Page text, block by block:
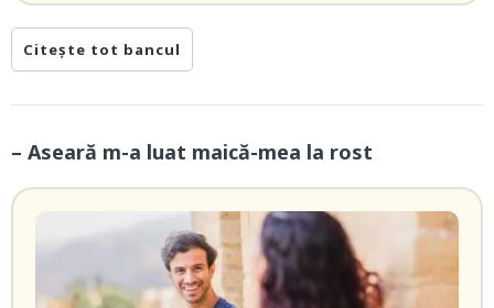
Citește tot bancul
– Aseară m-a luat maică-mea la rost